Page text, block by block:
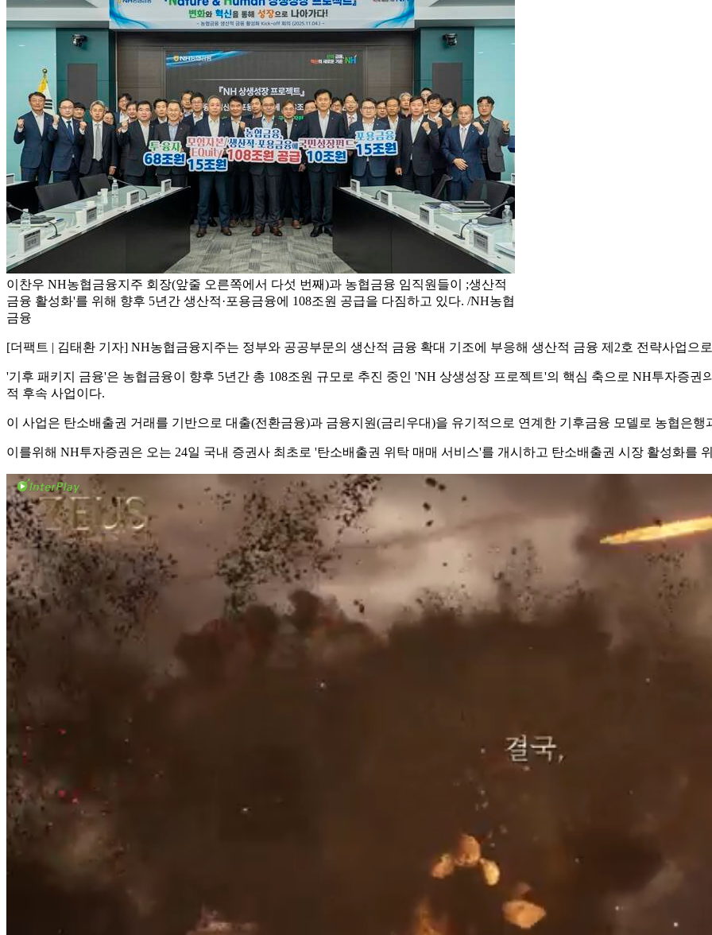
이찬우 NH농협금융지주 회장(앞줄 오른쪽에서 다섯 번째)과 농협금융 임직원들이 ;생산적
금융 활성화'를 위해 향후 5년간 생산적·포용금융에 108조원 공급을 다짐하고 있다. /NH농협
금융
[더팩트 | 김태환 기자] NH농협금융지주는 정부와 공공부문의 생산적 금융 확대 기조에 부응해 생산적 금융 제2호 전략사업으
'기후 패키지 금융'은 농협금융이 향후 5년간 총 108조원 규모로 추진 중인 'NH 상생성장 프로젝트'의 핵심 축으로 NH투자증
적 후속 사업이다.
이 사업은 탄소배출권 거래를 기반으로 대출(전환금융)과 금융지원(금리우대)을 유기적으로 연계한 기후금융 모델로 농협은
이를위해 NH투자증권은 오는 24일 국내 증권사 최초로 '탄소배출권 위탁 매매 서비스'를 개시하고 탄소배출권 시장 활성화를